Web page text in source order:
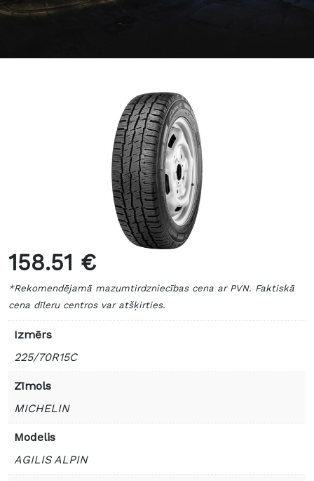
158.51 €
*Rekomendējamā mazumtirdzniecības cena ar PVN. Faktiskā
cena dīleru centros var atšķirties.
Izmērs
225/70R15C
Zīmols
MICHELIN
Modelis
AGILIS ALPIN